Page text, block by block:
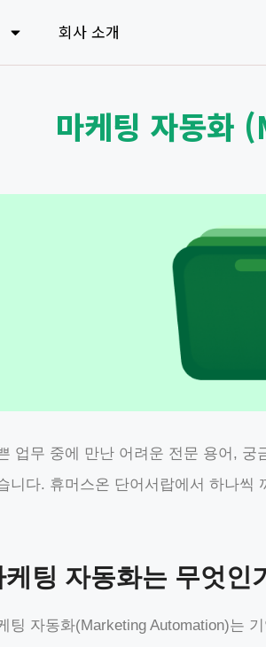
회사 소개
마케팅 자동
업무 중에 만난 어려운 전문 용어,
니다. 휴머스온 단어서랍에서 하나씩
케팅 자동화는 무엇인
팅 자동화(Marketing Automation)는